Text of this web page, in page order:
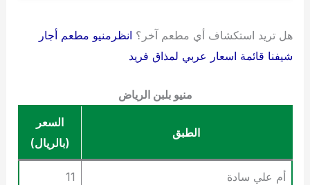
هل تريد استكشاف أي مطعم آخر؟ انظرمنيو مطعم أجار
شيفنا قائمة اسعار عربي لمذاق فريد
منيو بلبن الرياض
الطبق
السعر
(بالريال)
أم علي سادة 11